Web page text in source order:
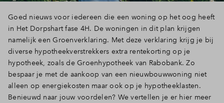
Goed nieuws voor iedereen die een woning op het oog heeft
in Het Dorpshart fase 4H. De woningen in dit plan krijgen
namelijk een Groenverklaring. Met deze verklaring krijg je bij
diverse hypotheekverstrekkers extra rentekorting op je
hypotheek, zoals de Groenhypotheek van Rabobank. Zo
bespaar je met de aankoop van een nieuwbouwwoning niet
alleen op energiekosten maar ook op je hypotheeklasten.
Benieuwd naar jouw voordelen? We vertellen je er hier meer